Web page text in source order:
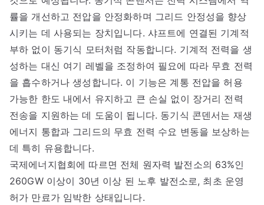
률을 개선하고 전압을 안정화하며 그리드 안정성을 향상
시키는 데 사용되는 장치입니다. 샤프트에 연결된 기계적
부하 없이 동기식 모터처럼 작동합니다. 기계적 전력을 생
성하는 대신 여기 레벨을 조정하여 필요에 따라 무효 전력
을 흡수하거나 생성합니다. 이 기능은 계통 전압을 허용
가능한 한도 내에서 유지하고 큰 손실 없이 장거리 전력
전송을 지원하는 데 도움이 됩니다. 동기식 콘덴서는 재생
에너지 통합과 그리드의 무효 전력 수요 변동을 보상하는
데 특히 유용합니다.
국제에너지협회에 따르면 전체 원자력 발전소의 63%인
260GW 이상이 30년 이상 된 노후 발전소로, 최초 운영
허가 만료가 임박한 상태입니다.